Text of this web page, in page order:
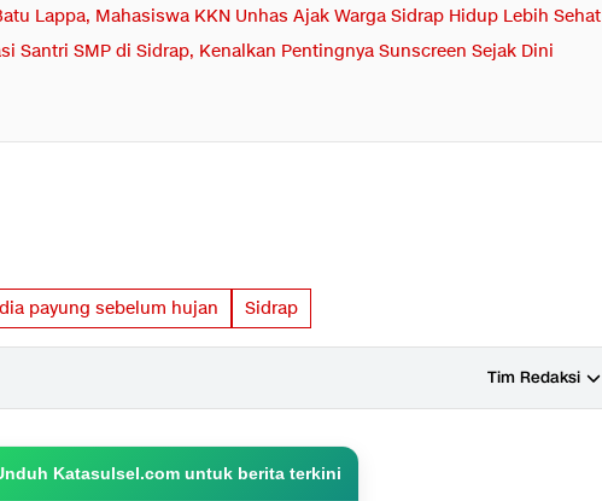
Lappa, Mahasiswa KKN Unhas Ajak Warga Sidrap Hidup Lebih Sehat
Santri SMP di Sidrap, Kenalkan Pentingnya Sunscreen Sejak Dini
payung sebelum hujan Sidrap
Tim Redaksi
Katasulsel.com untuk berita terkini